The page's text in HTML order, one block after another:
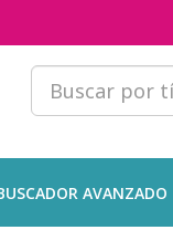
AVANZADO